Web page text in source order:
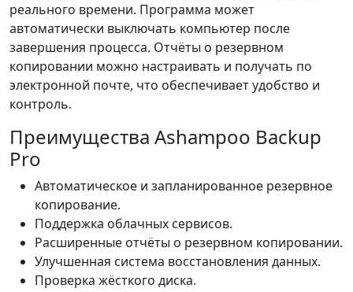
реального времени. Программа может
автоматически выключать компьютер после
завершения процесса. Отчёты о резервном
копировании можно настраивать и получать по
электронной почте, что обеспечивает удобство и
контроль.
Преимущества Ashampoo Backup
Pro
Автоматическое и запланированное резервное
копирование.
Поддержка облачных сервисов.
Расширенные отчёты о резервном копировании.
Улучшенная система восстановления данных.
Проверка жёсткого диска.